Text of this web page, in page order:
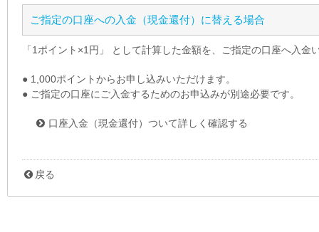
ご指定の口座への入金（現金還付）に替える場合
「1ポイント×1円」 として計算した金額を、ご指定の口座へ入金
● 1,000ポイントからお申し込みいただけます。
● ご指定の口座にご入金するためのお申込みが別途必要です。
口座入金（現金還付）ついて詳しく確認する
戻る